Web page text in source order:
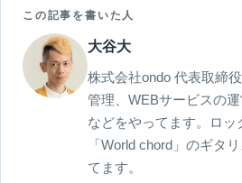
この記事を書いた人
大谷大
株式会社ondo 代表取締
管理、WEBサービスの
などをやってます。ロッ
「World chord」のギタ
てます。